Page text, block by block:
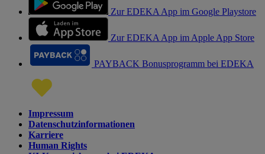
Zur EDEKA App im Google Playstore
Zur EDEKA App im Apple App Store
PAYBACK Bonusprogramm bei EDEKA
Impressum
Datenschutzinformationen
Karriere
Human Rights